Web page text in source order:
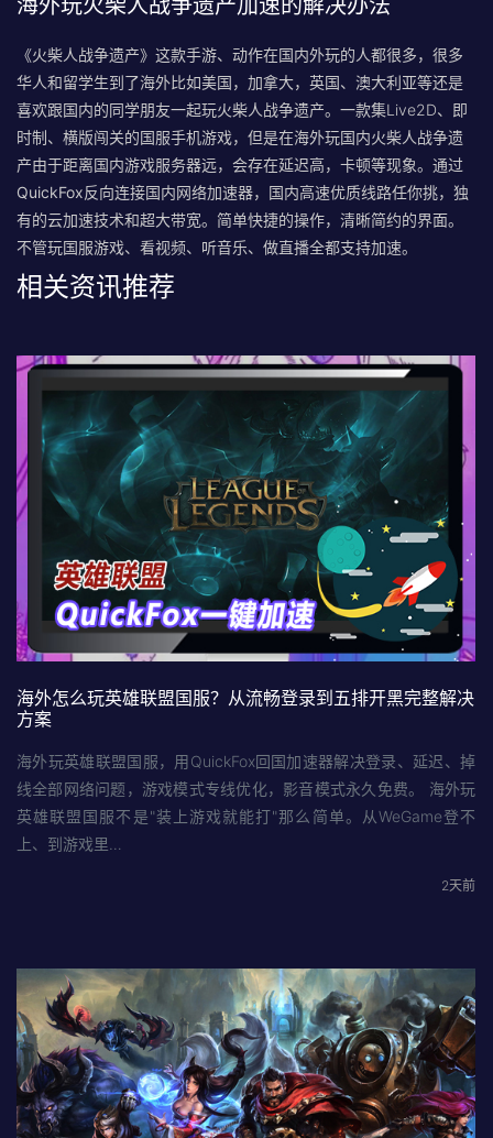
海外玩火柴人战争遗产加速的解决办法
《火柴人战争遗产》这款手游、动作在国内外玩的人都很多，很多
华人和留学生到了海外比如美国，加拿大，英国、澳大利亚等还是
喜欢跟国内的同学朋友一起玩火柴人战争遗产。一款集Live2D、即
时制、横版闯关的国服手机游戏，但是在海外玩国内火柴人战争遗
产由于距离国内游戏服务器远，会存在延迟高，卡顿等现象。通过
QuickFox反向连接国内网络加速器，国内高速优质线路任你挑，独
有的云加速技术和超大带宽。简单快捷的操作，清晰简约的界面。
不管玩国服游戏、看视频、听音乐、做直播全都支持加速。
相关资讯推荐
海外怎么玩英雄联盟国服？从流畅登录到五排开黑完整解决
方案
海外玩英雄联盟国服，用QuickFox回国加速器解决登录、延迟、掉
线全部网络问题，游戏模式专线优化，影音模式永久免费。 海外玩
英雄联盟国服不是"装上游戏就能打"那么简单。从WeGame登不
上、到游戏里…
2天前